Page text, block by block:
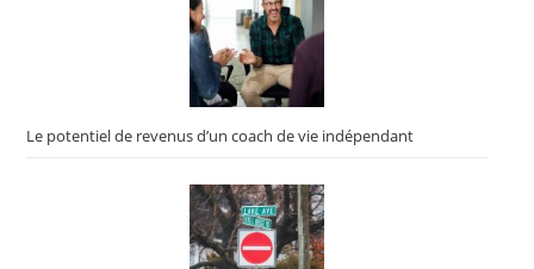
Le potentiel de revenus d’un coach de vie indépendant